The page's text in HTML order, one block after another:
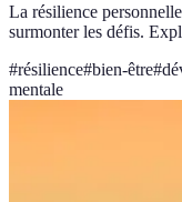
La résilience
surmonter les défis.
#résilience#bien-être#
mentale